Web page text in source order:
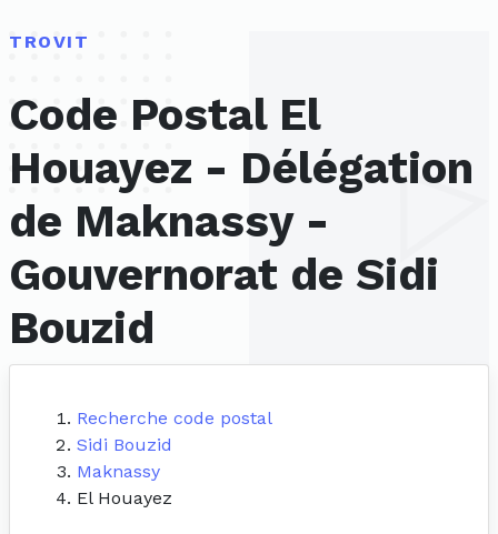
TROVIT
Code Postal El
Houayez - Délégation
de Maknassy -
Gouvernorat de Sidi
Bouzid
Recherche code postal
Sidi Bouzid
Maknassy
El Houayez